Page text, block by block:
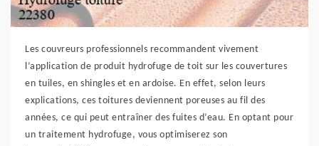
Les couvreurs professionnels recommandent vivement
l’application de produit hydrofuge de toit sur les couvertures
en tuiles, en shingles et en ardoise. En effet, selon leurs
explications, ces toitures deviennent poreuses au fil des
années, ce qui peut entraîner des fuites d’eau. En optant pour
un traitement hydrofuge, vous optimiserez son